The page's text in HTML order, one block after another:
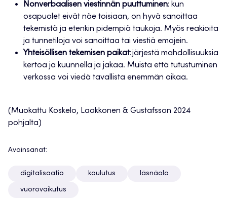
Nonverbaalisen viestinnän puuttuminen: kun
osapuolet eivät näe toisiaan, on hyvä sanoittaa
tekemistä ja etenkin pidempiä taukoja. Myös reakioita
ja tunnetiloja voi sanoittaa tai viestiä emojein.
Yhteisöllisen tekemisen paikat: järjestä mahdollisuuksia
kertoa ja kuunnella ja jakaa. Muista että tutustuminen
verkossa voi viedä tavallista enemmän aikaa.
(Muokattu Koskelo, Laakkonen & Gustafsson 2024
pohjalta)
Avainsanat:
digitalisaatio koulutus läsnäolo
vuorovaikutus